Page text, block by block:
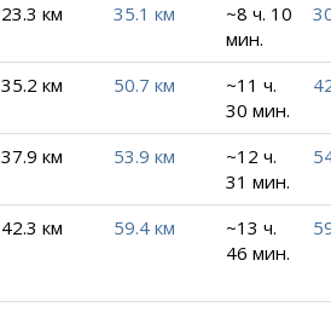
23.3 км 35.1 км
~8 ч. 10
мин.
35.2 км 50.7 км
~11 ч.
30 мин.
37.9 км 53.9 км
~12 ч.
31 мин.
42.3 км 59.4 км
~13 ч.
46 мин.